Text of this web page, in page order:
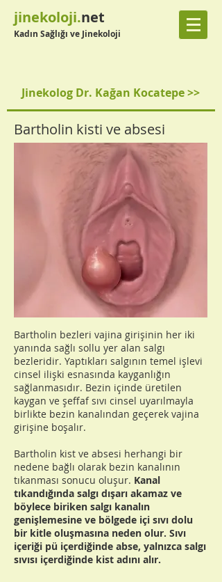
jinekoloji.net
Kadın Sağlığı ve Jinekoloji
Jinekolog Dr. Kağan Kocatepe >>
Bartholin kisti ve absesi
Bartholin bezleri vajina girişinin her iki
yanında sağlı sollu yer alan salgı
bezleridir. Yaptıkları salgının temel işlevi
cinsel ilişki esnasında kayganlığın
sağlanmasıdır. Bezin içinde üretilen
kaygan ve şeffaf sıvı cinsel uyarılmayla
birlikte bezin kanalından geçerek vajina
girişine boşalır.
Bartholin kist ve absesi herhangi bir
nedene bağlı olarak bezin kanalının
tıkanması sonucu oluşur. Kanal
tıkandığında salgı dışarı akamaz ve
böylece biriken salgı kanalın
genişlemesine ve bölgede içi sıvı dolu
bir kitle oluşmasına neden olur. Sıvı
içeriği pü içerdiğinde abse, yalnızca salgı
sıvısı içerdiğinde kist adını alır.